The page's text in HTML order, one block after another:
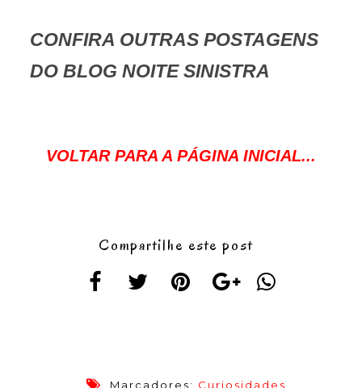
CONFIRA OUTRAS POSTAGENS
DO BLOG NOITE SINISTRA
VOLTAR PARA A PÁGINA INICIAL...
Compartilhe este post
Marcadores: Curiosidades